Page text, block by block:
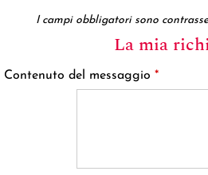
I campi obbligatori sono
La mia
Contenuto del messaggio *